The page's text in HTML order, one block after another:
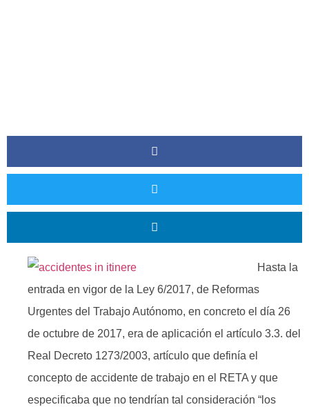
Hasta la
entrada en vigor de la Ley 6/2017, de Reformas
Urgentes del Trabajo Autónomo, en concreto el día 26
de octubre de 2017, era de aplicación el artículo 3.3. del
Real Decreto 1273/2003, artículo que definía el
concepto de accidente de trabajo en el RETA y que
especificaba que no tendrían tal consideración “los